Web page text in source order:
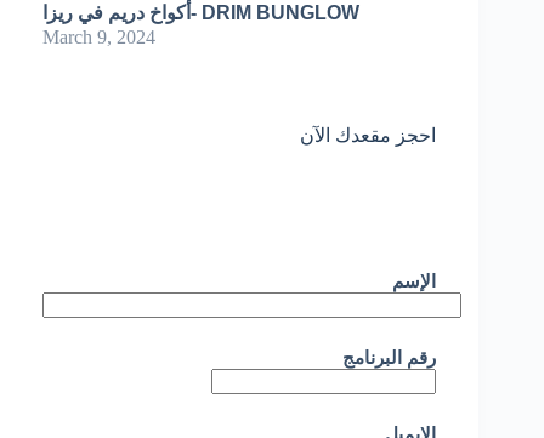
أكواخ دريم في ريزا- DRIM BUNGLOW
March 9, 2024
احجز مقعدك الآن
الإسم
رقم البرنامج